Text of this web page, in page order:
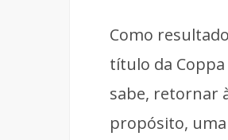
Como
título da
sabe, retornar
propósito,